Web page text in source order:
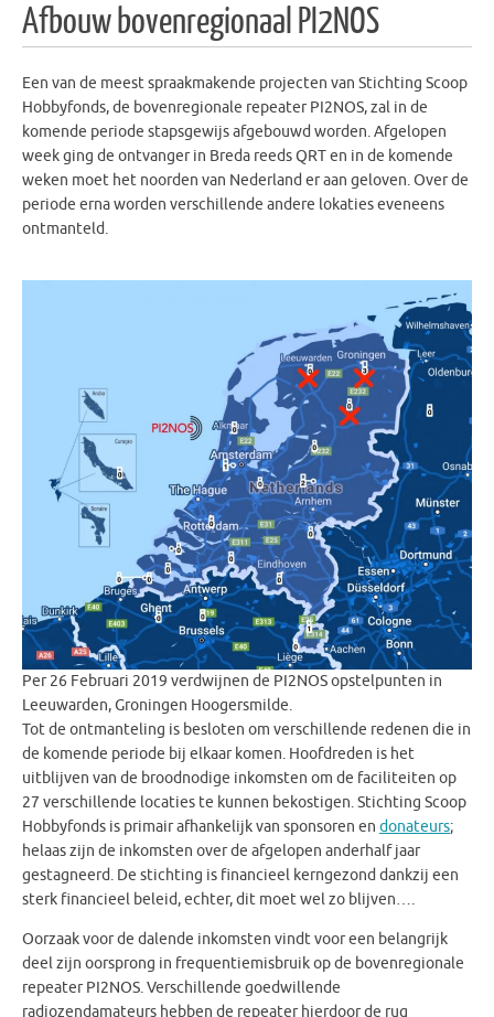
Afbouw bovenregionaal PI2NOS
Een van de meest spraakmakende projecten van Stichting Scoop
Hobbyfonds, de bovenregionale repeater PI2NOS, zal in de
komende periode stapsgewijs afgebouwd worden. Afgelopen
week ging de ontvanger in Breda reeds QRT en in de komende
weken moet het noorden van Nederland er aan geloven. Over de
periode erna worden verschillende andere lokaties eveneens
ontmanteld.
Per 26 Februari 2019 verdwijnen de PI2NOS opstelpunten in
Leeuwarden, Groningen Hoogersmilde.
Tot de ontmanteling is besloten om verschillende redenen die in
de komende periode bij elkaar komen. Hoofdreden is het
uitblijven van de broodnodige inkomsten om de faciliteiten op
27 verschillende locaties te kunnen bekostigen. Stichting Scoop
Hobbyfonds is primair afhankelijk van sponsoren en donateurs;
helaas zijn de inkomsten over de afgelopen anderhalf jaar
gestagneerd. De stichting is financieel kerngezond dankzij een
sterk financieel beleid, echter, dit moet wel zo blijven….
Oorzaak voor de dalende inkomsten vindt voor een belangrijk
deel zijn oorsprong in frequentiemisbruik op de bovenregionale
repeater PI2NOS. Verschillende goedwillende
radiozendamateurs hebben de repeater hierdoor de rug